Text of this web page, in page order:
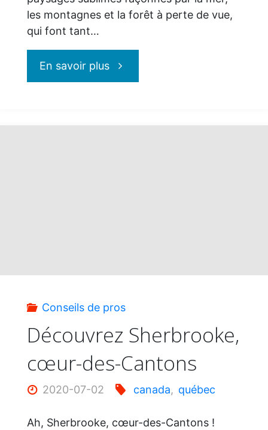
les montagnes et la forêt à perte de vue,
qui font tant…
En savoir plus"Le
inoubliables"
Conseils de pros
Découvrez Sherbrooke,
cœur-des-Cantons
2020-07-02 canada, québec
Ah, Sherbrooke, cœur-des-Cantons !